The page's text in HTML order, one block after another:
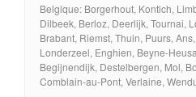
Belgique: Borgerhout, Kontich,
Dilbeek, Berloz, Deerlijk, Tournai,
Brabant, Riemst, Thuin, Puurs,
Londerzeel, Enghien, Beyne-
Begijnendijk, Destelbergen, Mol,
Comblain-au-Pont, Verlaine,